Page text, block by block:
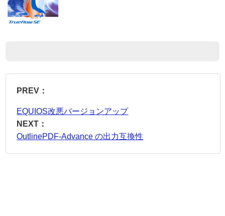
PREV：
EQUIOS改悪バージョンアップ
NEXT：
OutlinePDF-Advance の出力互換性